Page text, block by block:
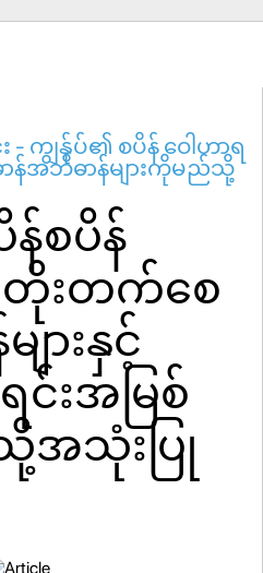
- ကျွန်ုပ်၏ စပိန် ဝေါဟာရ
အဘိဓာန်များကိုမည်သို့
စပိန်
တိုးတက်စေ
ားနှင့်
င်းအမြစ်
အသုံးပြု